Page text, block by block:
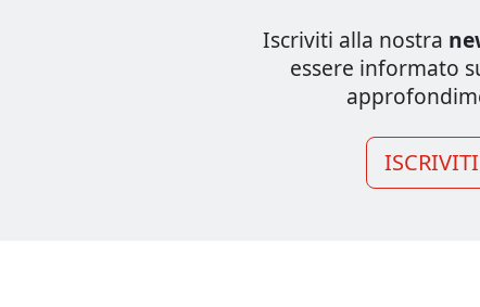
Iscriviti alla nostra
essere informato
ISCRIVITI